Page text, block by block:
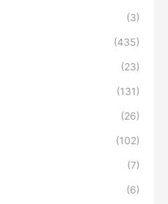
(3)
(435)
(23)
(131)
(26)
(102)
(7)
(6)